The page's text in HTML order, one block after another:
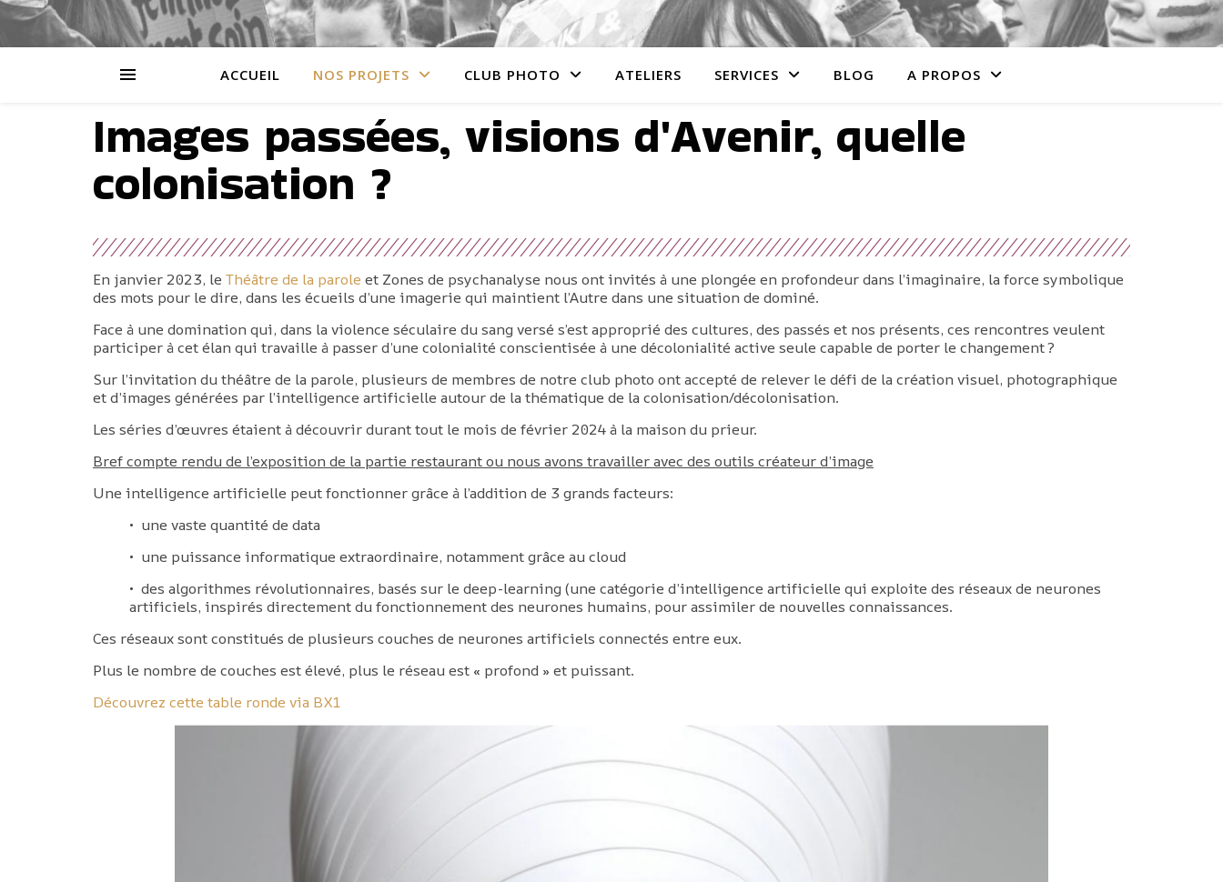
ACCUEIL NOS PROJETS CLUB PHOTO ATELIERS SERVICES BLOG A PROPOS
Images passées, visions d'Avenir, quelle
colonisation ?
En janvier 2023, le Théâtre de la parole et Zones de psychanalyse nous ont invités à une plongée en profondeur dans l’imaginaire, la force symbolique
des mots pour le dire, dans les écueils d’une imagerie qui maintient l’Autre dans une situation de dominé.
Face à une domination qui, dans la violence séculaire du sang versé s’est approprié des cultures, des passés et nos présents, ces rencontres veulent
participer à cet élan qui travaille à passer d’une colonialité conscientisée à une décolonialité active seule capable de porter le changement ?
Sur l’invitation du théâtre de la parole, plusieurs de membres de notre club photo ont accepté de relever le défi de la création visuel, photographique
et d’images générées par l’intelligence artificielle autour de la thématique de la colonisation/décolonisation.
Les séries d’œuvres étaient à découvrir durant tout le mois de février 2024 à la maison du prieur.
Bref compte rendu de l’exposition de la partie restaurant ou nous avons travailler avec des outils créateur d’image
Une intelligence artificielle peut fonctionner grâce à l’addition de 3 grands facteurs:
• une vaste quantité de data
• une puissance informatique extraordinaire, notamment grâce au cloud
• des algorithmes révolutionnaires, basés sur le deep-learning (une catégorie d’intelligence artificielle qui exploite des réseaux de neurones
artificiels, inspirés directement du fonctionnement des neurones humains, pour assimiler de nouvelles connaissances.
Ces réseaux sont constitués de plusieurs couches de neurones artificiels connectés entre eux.
Plus le nombre de couches est élevé, plus le réseau est « profond » et puissant.
Découvrez cette table ronde via BX1